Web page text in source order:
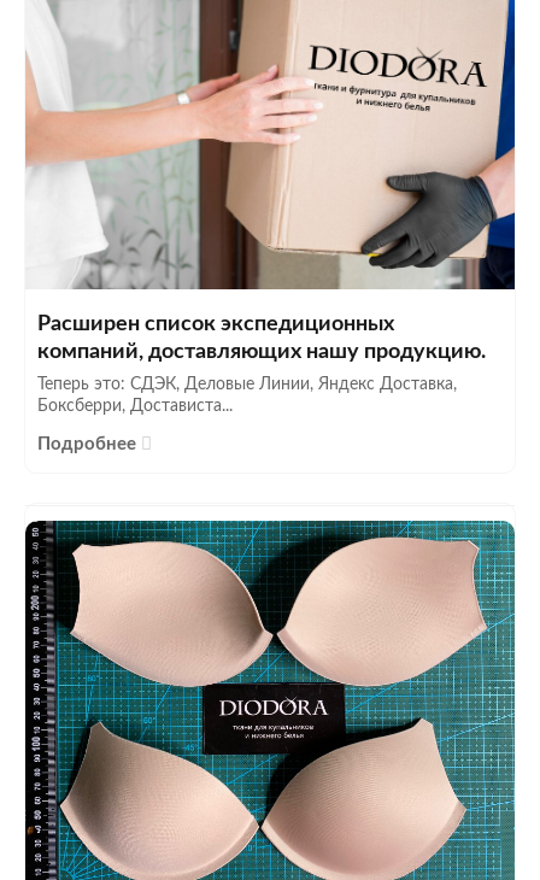
Расширен список экспедиционных
компаний, доставляющих нашу продукцию.
Теперь это: СДЭК, Деловые Линии, Яндекс Доставка,
Боксберри, Достависта...
Подробнее